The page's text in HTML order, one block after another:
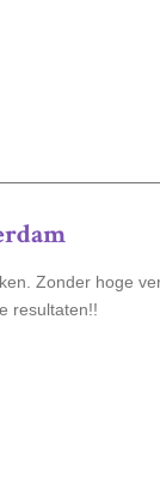
Zonder hoge
resultaten!!